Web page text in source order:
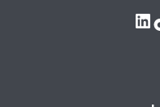
LinkedIn